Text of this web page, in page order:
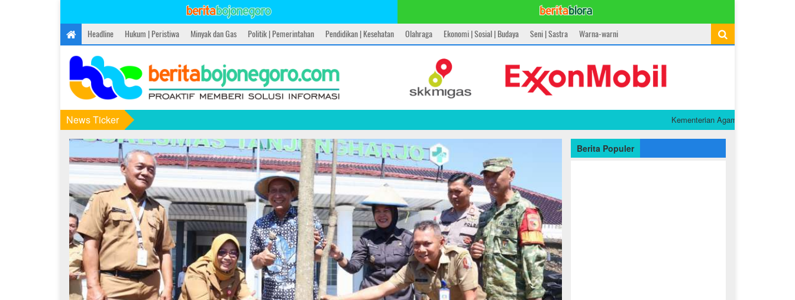
Headline Hukum | Peristiwa Minyak dan Gas Politik | Pemerintahan Pendidikan | Kesehatan Olahraga Ekonomi | Sosial | Budaya Seni | Sastra Warna-warni
News Ticker Kementerian Agama Raih Popular
Berita Populer